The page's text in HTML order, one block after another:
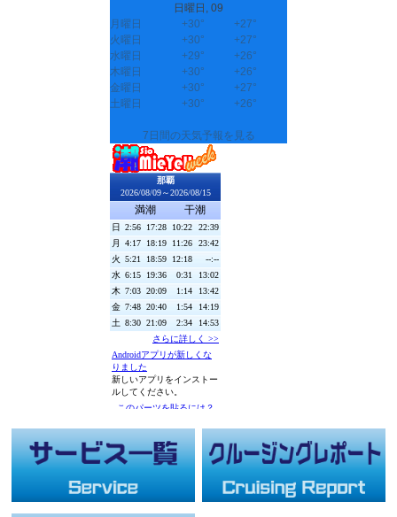
日曜日, 09
月曜日
+30° +27°
火曜日
+30° +27°
水曜日
+29° +26°
木曜日
+30° +26°
金曜日
+30° +27°
土曜日
+30° +26°
7日間の天気予報を見る